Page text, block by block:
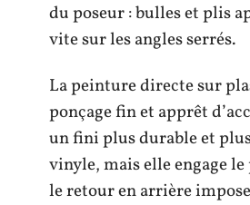
du poseur : bulles et plis
vite sur les angles serrés.
La peinture directe sur
ponçage fin et apprêt
un fini plus durable et
vinyle, mais elle engage
le retour en arrière